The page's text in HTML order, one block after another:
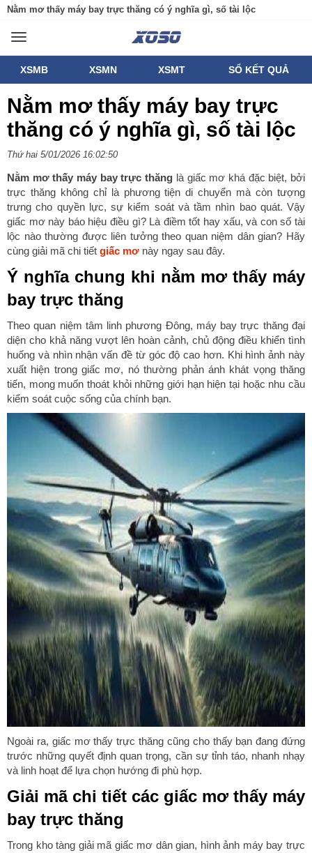
Nằm mơ thấy máy bay trực thăng có ý nghĩa gì, số tài lộc
Toggle
XSMB XSMN XSMT SỔ KẾT QUẢ
Nằm mơ thấy máy bay trực
thăng có ý nghĩa gì, số tài lộc
Thứ hai 5/01/2026 16:02:50
Nằm mơ thấy máy bay trực thăng là giấc mơ khá đặc biệt, bởi
trực thăng không chỉ là phương tiện di chuyển mà còn tượng
trưng cho quyền lực, sự kiểm soát và tầm nhìn bao quát. Vậy
giấc mơ này báo hiệu điều gì? Là điềm tốt hay xấu, và con số tài
lộc nào thường được liên tưởng theo quan niệm dân gian? Hãy
cùng giải mã chi tiết giấc mơ này ngay sau đây.
Ý nghĩa chung khi nằm mơ thấy máy
bay trực thăng
Theo quan niệm tâm linh phương Đông, máy bay trực thăng đại
diện cho khả năng vượt lên hoàn cảnh, chủ động điều khiển tình
huống và nhìn nhận vấn đề từ góc độ cao hơn. Khi hình ảnh này
xuất hiện trong giấc mơ, nó thường phản ánh khát vọng thăng
tiến, mong muốn thoát khỏi những giới hạn hiện tại hoặc nhu cầu
kiểm soát cuộc sống của chính bạn.
Ngoài ra, giấc mơ thấy trực thăng cũng cho thấy bạn đang đứng
trước những quyết định quan trọng, cần sự tỉnh táo, nhanh nhạy
và linh hoạt để lựa chọn hướng đi phù hợp.
Giải mã chi tiết các giấc mơ thấy máy
bay trực thăng
Trong kho tàng giải mã giấc mơ dân gian, hình ảnh máy bay trực